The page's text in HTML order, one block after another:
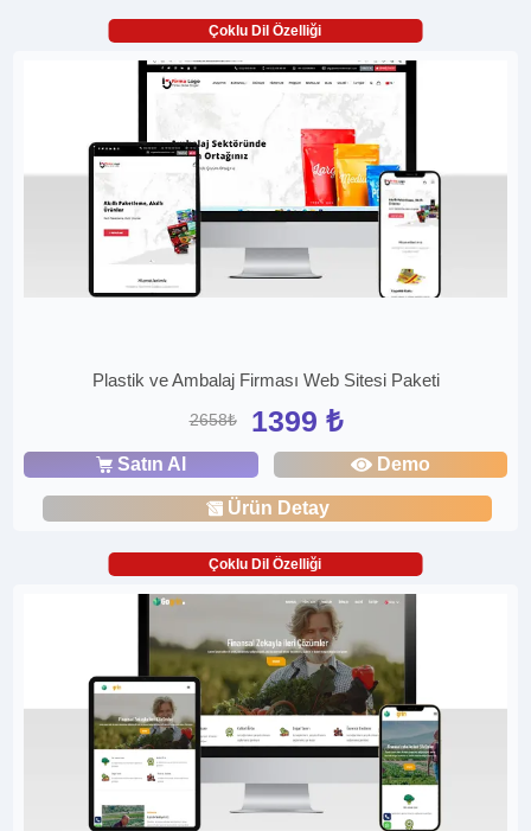
Çoklu Dil Özelliği
Plastik ve Ambalaj Firması Web Sitesi Paketi
2658₺ 1399 ₺
Satın Al Demo
Ürün Detay
Çoklu Dil Özelliği